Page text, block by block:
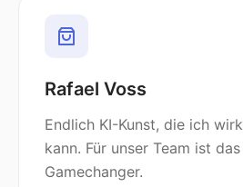
Rafael Voss
Endlich KI-Kunst, die ich
kann. Für unser Team ist
Gamechanger.